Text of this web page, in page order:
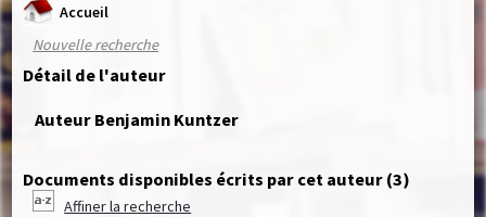
Accueil
Nouvelle recherche
Détail de l'auteur
Auteur Benjamin Kuntzer
Documents disponibles écrits par cet auteur (3)
Affiner la recherche